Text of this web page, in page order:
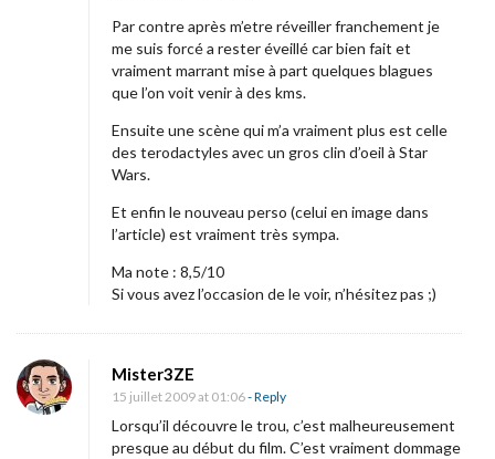
Par contre après m’etre réveiller franchement je
me suis forcé a rester éveillé car bien fait et
vraiment marrant mise à part quelques blagues
que l’on voit venir à des kms.
Ensuite une scène qui m’a vraiment plus est celle
des terodactyles avec un gros clin d’oeil à Star
Wars.
Et enfin le nouveau perso (celui en image dans
l’article) est vraiment très sympa.
Ma note : 8,5/10
Si vous avez l’occasion de le voir, n’hésitez pas ;)
Mister3ZE
15 juillet 2009 at 01:06- Reply
Lorsqu’il découvre le trou, c’est malheureusement
presque au début du film. C’est vraiment dommage